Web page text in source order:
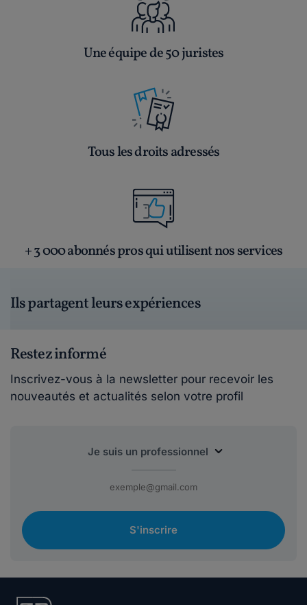
Une équipe de 50 juristes
Tous les droits adressés
+ 3 000 abonnés pros qui utilisent nos services
Ils partagent leurs expériences
Restez informé
Inscrivez-vous à la newsletter pour recevoir les
nouveautés et actualités selon votre profil
S'inscrire